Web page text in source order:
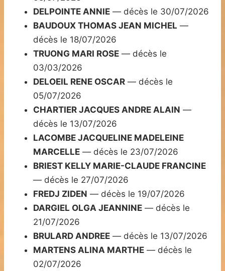
DELPOINTE ANNIE — décès le 30/07/2026
BAUDOUX THOMAS JEAN MICHEL —
décès le 18/07/2026
TRUONG MARI ROSE — décès le
03/03/2026
DELOEIL RENE OSCAR — décès le
05/07/2026
CHARTIER JACQUES ANDRE ALAIN —
décès le 13/07/2026
LACOMBE JACQUELINE MADELEINE
MARCELLE — décès le 23/07/2026
BRIEST KELLY MARIE-CLAUDE FRANCINE
— décès le 27/07/2026
FREDJ ZIDEN — décès le 19/07/2026
DARGIEL OLGA JEANNINE — décès le
21/07/2026
BRULARD ANDREE — décès le 13/07/2026
MARTENS ALINA MARTHE — décès le
02/07/2026